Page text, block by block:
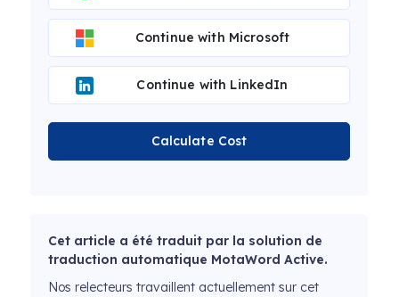
Continue with Microsoft
Continue with LinkedIn
Calculate Cost
Cet article a été traduit par la solution de
traduction automatique MotaWord Active.
Nos relecteurs travaillent actuellement sur cet